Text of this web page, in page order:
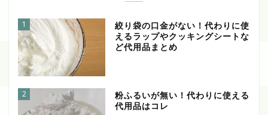
1
絞り袋の口金がない！代わりに使
えるラップやクッキングシートな
ど代用品まとめ
2
粉ふるいが無い！代わりに使える
代用品はコレ